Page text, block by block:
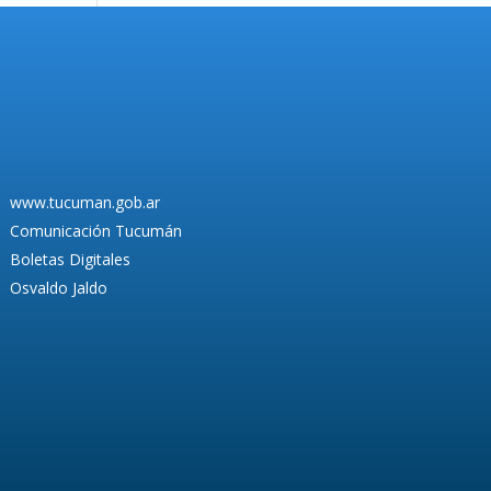
www.tucuman.gob.ar
Comunicación Tucumán
Boletas Digitales
Osvaldo Jaldo